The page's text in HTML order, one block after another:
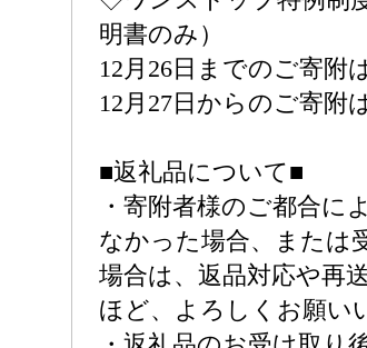
明書のみ）
12月26日までのご寄附
12月27日からのご寄附
■返礼品について■
・寄附者様のご都合に
なかった場合、または
場合は、返品対応や再
ほど、よろしくお願い